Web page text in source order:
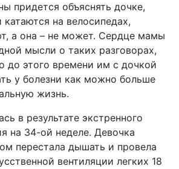
придется объяснять дочке,
на велосипедах,
а она – не может. Сердце мамы
мысли о таких разговорах,
до этого времени им с дочкой
у болезни как можно больше
жизнь.
в результате экстренного
на 34-ой неделе. Девочка
перестала дышать и провела
вентиляции легких 18